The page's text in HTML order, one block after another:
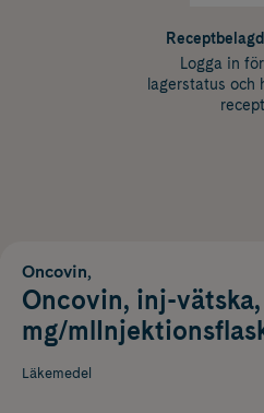
Logga in
lagerstatus och
Oncovin,
Oncovin, inj-vätska,
mg/
Läkemedel